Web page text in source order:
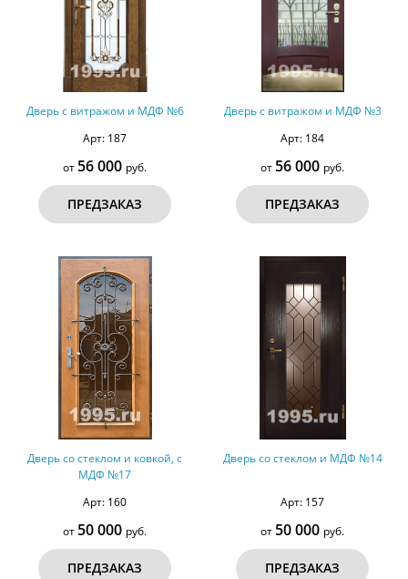
Дверь с витражом и МДФ №6
Арт: 187
от 56 000 руб.
ПРЕДЗАКАЗ
Дверь с витражом и МДФ №3
Арт: 184
от 56 000 руб.
ПРЕДЗАКАЗ
Дверь со стеклом и ковкой, с
МДФ №17
Арт: 160
от 50 000 руб.
ПРЕДЗАКАЗ
Дверь со стеклом и МДФ №14
Арт: 157
от 50 000 руб.
ПРЕДЗАКАЗ